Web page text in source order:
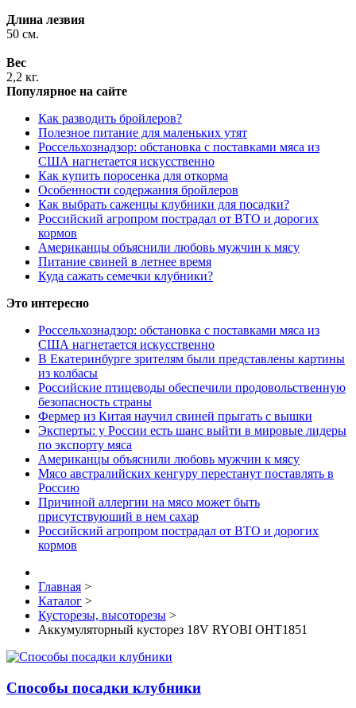
Длина лезвия
50 см.
Вес
2,2 кг.
Популярное на сайте
Как разводить бройлеров?
Полезное питание для маленьких утят
Россельхознадзор: обстановка с поставками мяса из
США нагнетается искусственно
Как купить поросенка для откорма
Особенности содержания бройлеров
Как выбрать саженцы клубники для посадки?
Российский агропром пострадал от ВТО и дорогих
кормов
Американцы объяснили любовь мужчин к мясу
Питание свиней в летнее время
Куда сажать семечки клубники?
Это интересно
Россельхознадзор: обстановка с поставками мяса из
США нагнетается искусственно
В Екатеринбурге зрителям были представлены картины
из колбасы
Российские птицеводы обеспечили продовольственную
безопасность страны
Фермер из Китая научил свиней прыгать с вышки
Эксперты: у России есть шанс выйти в мировые лидеры
по экспорту мяса
Американцы объяснили любовь мужчин к мясу
Мясо австралийских кенгуру перестанут поставлять в
Россию
Причиной аллергии на мясо может быть
присутствуюший в нем сахар
Российский агропром пострадал от ВТО и дорогих
кормов
Главная >
Каталог >
Кусторезы, высоторезы >
Аккумуляторный кусторез 18V RYOBI OHT1851
Способы посадки клубники